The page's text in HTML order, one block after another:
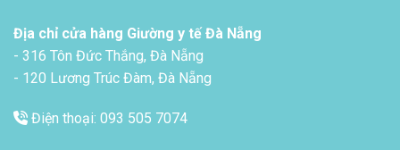
Địa chỉ cửa hàng Giường y tế Đà Nẵng
- 316 Tôn Đức Thắng, Đà Nẵng
- 120 Lương Trúc Đàm, Đà Nẵng
Điện thoại: 093 505 7074